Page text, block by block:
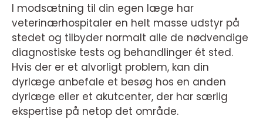
I modsætning til din egen læge har
veterinærhospitaler en helt masse udstyr på
stedet og tilbyder normalt alle de nødvendige
diagnostiske tests og behandlinger ét sted.
Hvis der er et alvorligt problem, kan din
dyrlæge anbefale et besøg hos en anden
dyrlæge eller et akutcenter, der har særlig
ekspertise på netop det område.